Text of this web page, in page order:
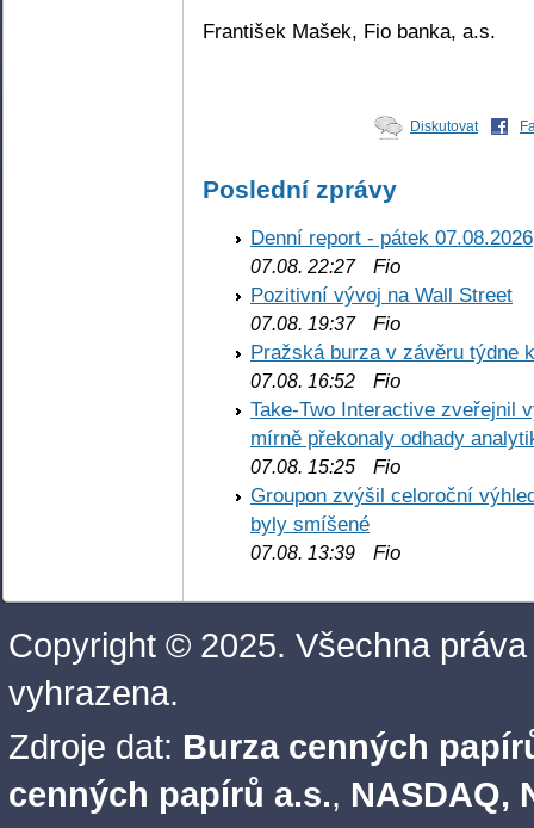
František Mašek, Fio banka, a.s.
Diskutovat
Poslední zprávy
Denní report - pátek 07.08.2026
07.08. 22:27Fio
Pozitivní vývoj na Wall Street
07.08. 19:37Fio
Pražská burza v závěru týdne
07.08. 16:52 Fio
Take-Two Interactive zveřejnil
mírně překonaly odhady
07.08. 15:25 Fio
Groupon zvýšil celoroční
byly smíšené
07.08. 13:39 Fio
Copyright © 2025. Všechna práva
vyhrazena.
Zdroje dat: Burza cenných
cenných papírů a.s., NASDAQ,